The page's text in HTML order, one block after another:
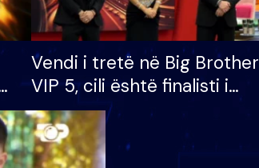
Vendi i tretë në Big Brother
VIP 5, cili është finalisti i
radhës që lë shtëpinë